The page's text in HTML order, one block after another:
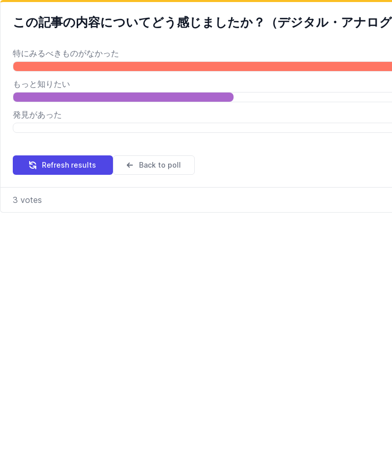
この記事の内容についてどう感じましたか？（デジタル・アナロ
特にみるべきものがなかった
もっと知りたい
発見があった
Refresh results Back to poll
3 votes